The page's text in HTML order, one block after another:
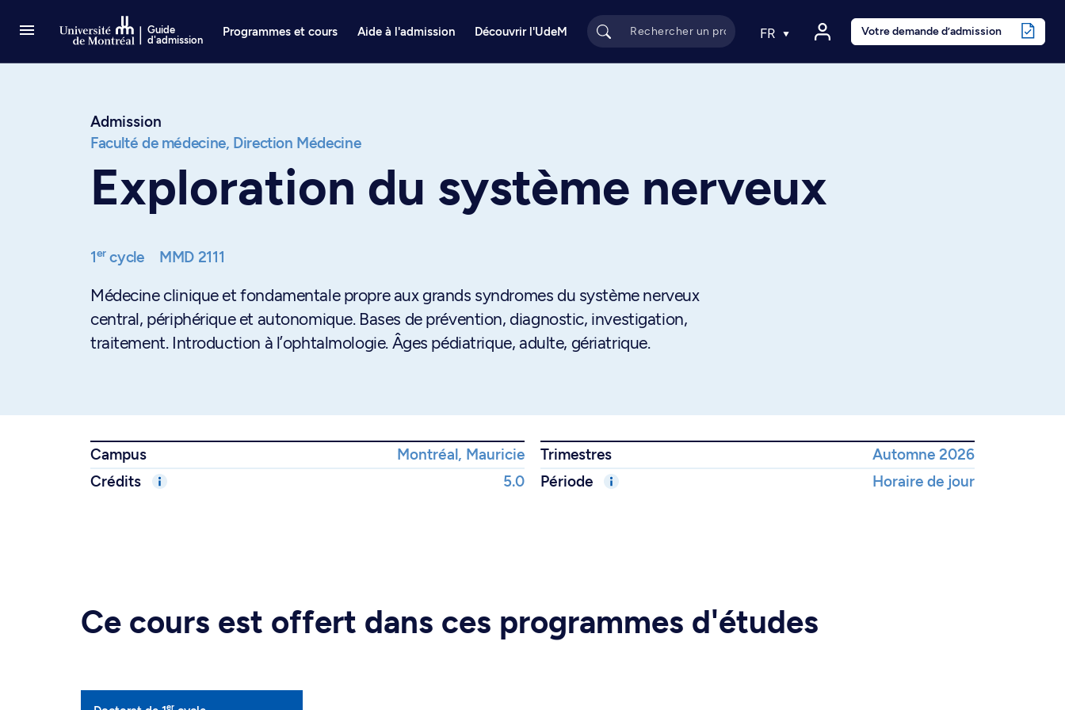
Guide
d'admission
Programmes et cours Aide à l'admission Découvrir l'UdeM FR Votre demande d’admission
Admission
Faculté de médecine, Direction Médecine
Exploration du système nerveux
1ercycle MMD 2111
Médecine clinique et fondamentale propre aux grands syndromes du système nerveux
central, périphérique et autonomique. Bases de prévention, diagnostic, investigation,
traitement. Introduction à l’ophtalmologie. Âges pédiatrique, adulte, gériatrique.
Campus Montréal, Mauricie Trimestres
Automne 2026
Crédits
5.0 Période Horaire de jour
Ce cours est offert dans ces programmes d'études
er